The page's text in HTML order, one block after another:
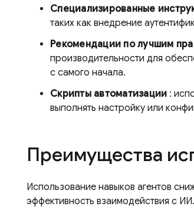
Специализированные
таких как внедрение
Рекомендации по лучшим
производительности для
с самого начала.
Скрипты автоматизации :
выполнять настройку или
Преимущества
Использование навыков агентов
эффективность взаимодействия с ИИ.